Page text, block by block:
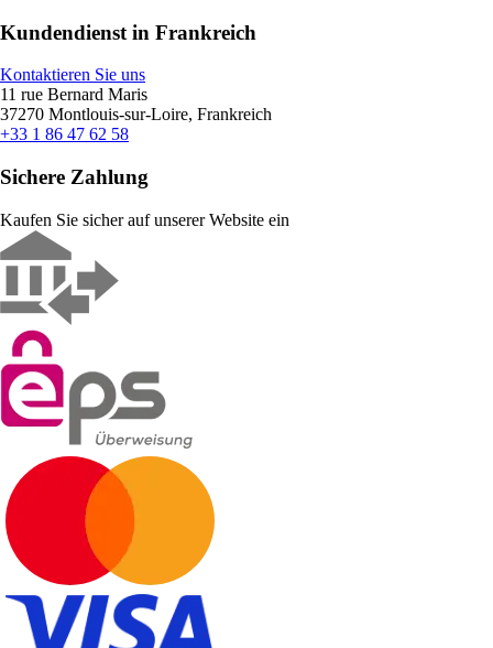
Kundendienst in Frankreich
Kontaktieren Sie uns
11 rue Bernard Maris
37270 Montlouis-sur-Loire, Frankreich
+33 1 86 47 62 58
Sichere Zahlung
Kaufen Sie sicher auf unserer Website ein